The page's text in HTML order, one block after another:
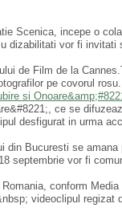
Scenica, incepe o
dizabilitati vor fi invitati
de Film de la
pe covorul rosu.
si
ce se
desfigurat in urma
Bucuresti se
septembrie vor fi
conform
videoclipul regizat